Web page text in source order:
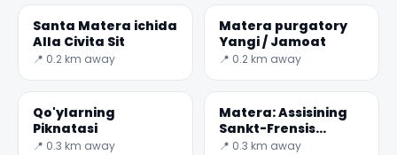
Santa Matera ichida
Alla Civita Sit
📍 0.2 km away
Matera purgatory
Yangi / Jamoat
📍 0.2 km away
Qo'ylarning
Piknatasi
📍 0.3 km away
Matera: Assisining
Sankt-Frensis
cherkovi
📍 0.3 km away